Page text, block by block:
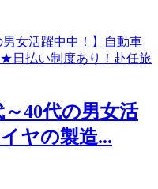
～40代の男女活
ヤの製造...